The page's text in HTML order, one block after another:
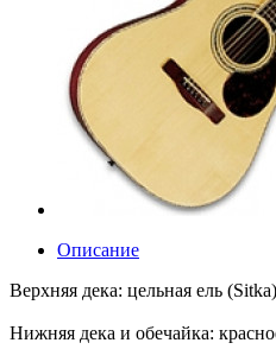
Описание
Верхняя дека: цельная ель
Нижняя дека и обечайка: